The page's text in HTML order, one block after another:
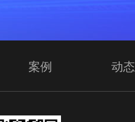
案例 动态